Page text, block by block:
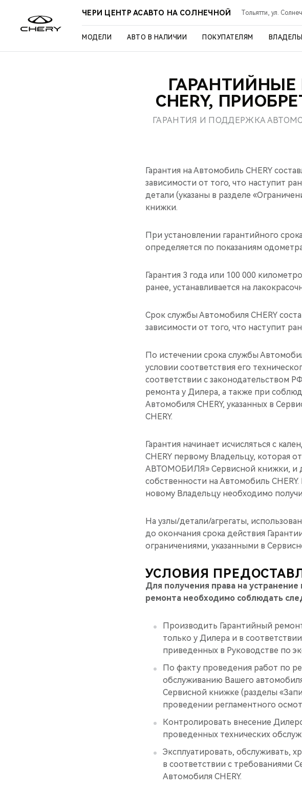
ЧЕРИ ЦЕНТР АСАВТО НА СОЛНЕЧНОЙ Тольятти, ул.
МОДЕЛИ АВТО В НАЛИЧИИ ПОКУПАТЕЛЯМ
CHERY,
ГАРАНТИЯ И ПОДДЕРЖКА
Гарантия на Автомобиль CHERY
зависимости от того, что наступит
детали (указаны в разделе
книжки.
При установлении гарантийного
определяется по показаниям
Гарантия 3 года или 100 000
ранее, устанавливается на
Срок службы Автомобиля CHERY
зависимости от того, что наступит
По истечении срока службы
условии соответствия его
соответствии с законодательством
ремонта у Дилера, а также при
Автомобиля CHERY, указанных в
CHERY.
Гарантия начинает исчисляться с
CHERY первому Владельцу,
АВТОМОБИЛЯ» Сервисной книжки, и
собственности на Автомобиль
новому Владельцу необходимо
На узлы/детали/агрегаты,
до окончания срока действия
ограничениями, указанными в
УСЛОВИЯ
Для получения права на
ремонта необходимо соблюдать
Производить Гарантийный
только у Дилера и в
приведенных в Руководстве по
По факту проведения работ по
обслуживанию Вашего
Сервисной книжке (разделы
проведении регламентного
Контролировать внесение
проведенных технических
Эксплуатировать, обслуживать,
в соответствии с требованиями
Автомобиля CHERY.